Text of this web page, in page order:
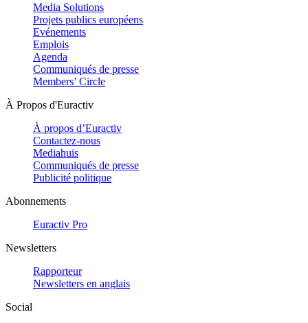
Media Solutions
Projets publics européens
Evénements
Emplois
Agenda
Communiqués de presse
Members’ Circle
À Propos d'Euractiv
À propos d’Euractiv
Contactez-nous
Mediahuis
Communiqués de presse
Publicité politique
Abonnements
Euractiv Pro
Newsletters
Rapporteur
Newsletters en anglais
Social